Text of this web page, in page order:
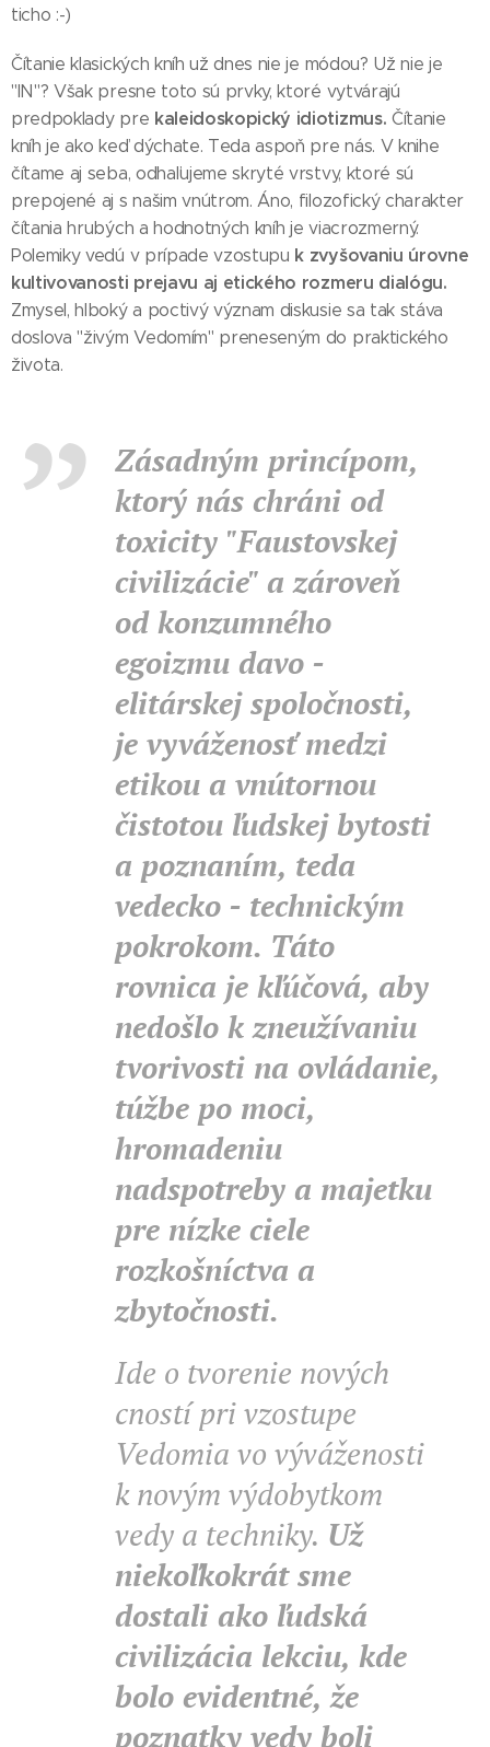
ticho :-)
Čítanie klasických kníh už dnes nie je módou? Už nie je
"IN"? Však presne toto sú prvky, ktoré vytvárajú
predpoklady pre kaleidoskopický idiotizmus. Čítanie
kníh je ako keď dýchate. Teda aspoň pre nás. V knihe
čítame aj seba, odhaľujeme skryté vrstvy, ktoré sú
prepojené aj s našim vnútrom. Áno, filozofický charakter
čítania hrubých a hodnotných kníh je viacrozmerný.
Polemiky vedú v prípade vzostupu k zvyšovaniu úrovne
kultivovanosti prejavu aj etického rozmeru dialógu.
Zmysel, hlboký a poctivý význam diskusie sa tak stáva
doslova "živým Vedomím" preneseným do praktického
života.
Zásadným princípom,
ktorý nás chráni od
toxicity "Faustovskej
civilizácie" a zároveň
od konzumného
egoizmu davo -
elitárskej spoločnosti,
je vyváženosť medzi
etikou a vnútornou
čistotou ľudskej bytosti
a poznaním, teda
vedecko - technickým
pokrokom. Táto
rovnica je kľúčová, aby
nedošlo k zneužívaniu
tvorivosti na ovládanie,
túžbe po moci,
hromadeniu
nadspotreby a majetku
pre nízke ciele
rozkošníctva a
zbytočnosti.
Ide o tvorenie nových
cností pri vzostupe
Vedomia vo výváženosti
k novým výdobytkom
vedy a techniky. Už
niekoľkokrát sme
dostali ako ľudská
civilizácia lekciu, kde
bolo evidentné, že
poznatky vedy boli